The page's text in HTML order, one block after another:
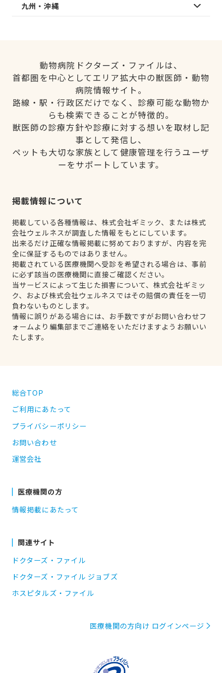
九州・沖縄
動物病院ドクターズ・ファイルは、
首都圏を中心としてエリア拡大中の獣医師・動物
病院情報サイト。
路線・駅・行政区だけでなく、診療可能な動物か
らも検索できることが特徴的。
獣医師の診療方針や診療に対する想いを取材し記
事として発信し、
ペットも大切な家族として健康管理を行うユーザ
ーをサポートしています。
掲載情報について
掲載している各種情報は、株式会社ギミック、または株式
会社ウェルネスが調査した情報をもとにしています。
出来るだけ正確な情報掲載に努めておりますが、内容を完
全に保証するものではありません。
掲載されている医療機関へ受診を希望される場合は、事前
に必ず該当の医療機関に直接ご確認ください。
当サービスによって生じた損害について、株式会社ギミッ
ク、および株式会社ウェルネスではその賠償の責任を一切
負わないものとします。
情報に誤りがある場合には、お手数ですがお問い合わせフ
ォームより編集部までご連絡をいただけますようお願いい
たします。
総合TOP
ご利用にあたって
プライバシーポリシー
お問い合わせ
運営会社
医療機関の方
情報掲載にあたって
関連サイト
ドクターズ・ファイル
ドクターズ・ファイル ジョブズ
ホスピタルズ・ファイル
医療機関の方向け ログインページ